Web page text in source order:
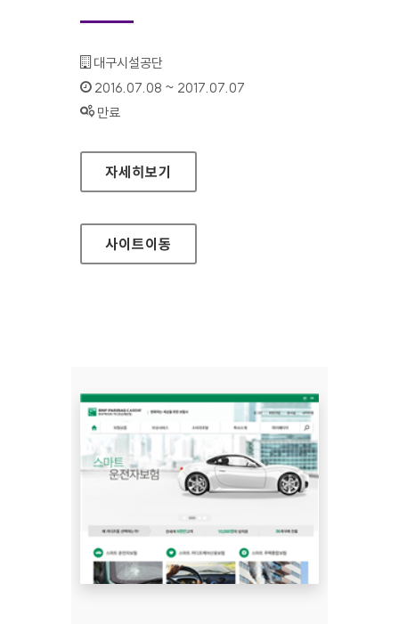
기관명 :
대구시설공단
인증기간 :
2016.07.08 ~ 2017.07.07
상태 :
만료
대구시설공단 이동지원센터 대표 홈페이지
자세히보기
사이트이동